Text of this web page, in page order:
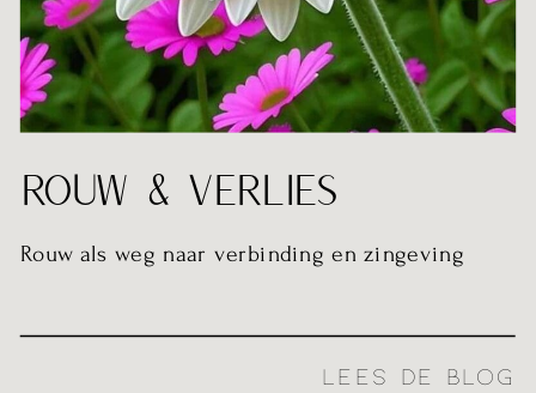
LEES DE BLOG
Rouw als weg naar verbinding en zingeving
ROUW & VERLIES